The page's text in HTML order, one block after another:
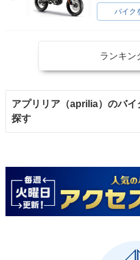
バイク
ランキン
アプリリア（aprilia）のバ
探す